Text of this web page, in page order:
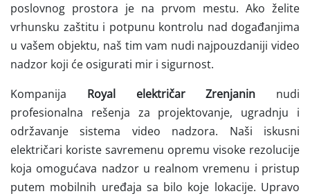
poslovnog prostora je na prvom mestu. Ako želite
vrhunsku zaštitu i potpunu kontrolu nad događanjima
u vašem objektu, naš tim vam nudi najpouzdaniji video
nadzor koji će osigurati mir i sigurnost.
Kompanija Royal električar Zrenjanin nudi
profesionalna rešenja za projektovanje, ugradnju i
održavanje sistema video nadzora. Naši iskusni
električari koriste savremenu opremu visoke rezolucije
koja omogućava nadzor u realnom vremenu i pristup
putem mobilnih uređaja sa bilo koje lokacije. Upravo